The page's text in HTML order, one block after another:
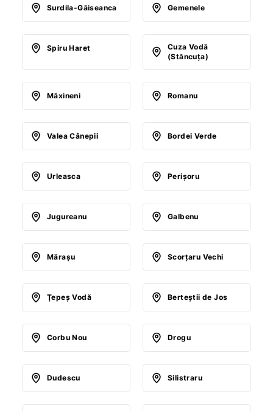
Surdila-Găiseanca Gemenele
Spiru Haret
Cuza Vodă
(Stăncuţa)
Măxineni Romanu
Valea Cânepii Bordei Verde
Urleasca Perişoru
Jugureanu Galbenu
Măraşu Scorţaru Vechi
Ţepeş Vodă Berteştii de Jos
Corbu Nou Drogu
Dudescu Silistraru